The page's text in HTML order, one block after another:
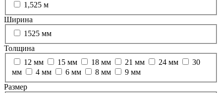
1,525 м
Ширина
1525 мм
Толщина
12 мм
15 мм 18 мм 21 мм 24 мм
30
мм
4 мм 6 мм 8 мм
9 мм
Размер